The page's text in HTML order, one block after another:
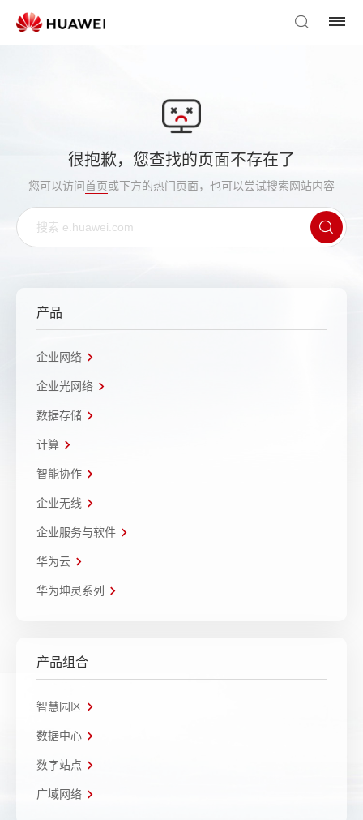
很抱歉，您查找的页面不存在了
您可以访问首页或下方的热门页面，也可以尝试搜索网站内容
产品
企业网络
企业光网络
数据存储
计算
智能协作
企业无线
企业服务与软件
华为云
华为坤灵系列
产品组合
智慧园区
数据中心
数字站点
广域网络